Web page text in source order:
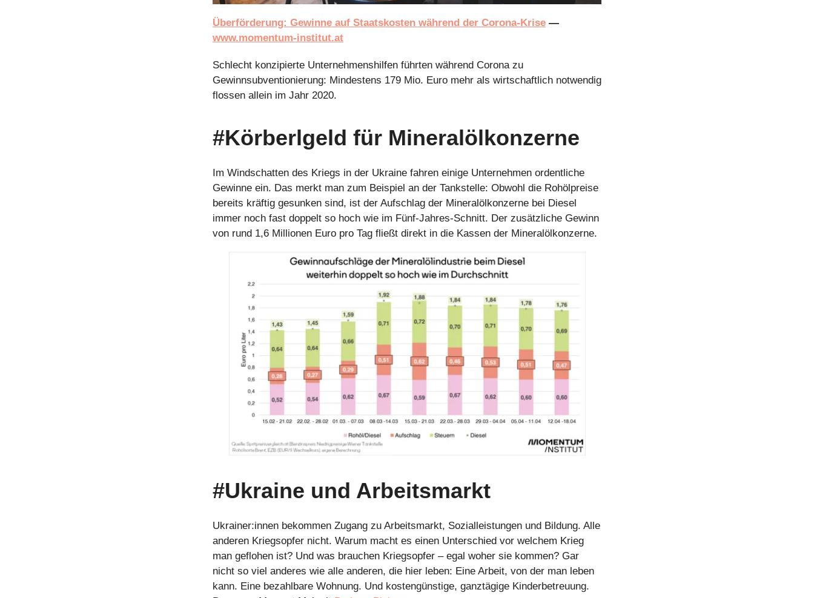
Überförderung: Gewinne auf Staatskosten während der Corona-Krise —
www.momentum-institut.at
Schlecht konzipierte Unternehmenshilfen führten während Corona zu
Gewinnsubventionierung: Mindestens 179 Mio. Euro mehr als wirtschaftlich notwendig
flossen allein im Jahr 2020.
#Körberlgeld für Mineralölkonzerne
Im Windschatten des Kriegs in der Ukraine fahren einige Unternehmen ordentliche
Gewinne ein. Das merkt man zum Beispiel an der Tankstelle: Obwohl die Rohölpreise
bereits kräftig gesunken sind, ist der Aufschlag der Mineralölkonzerne bei Diesel
immer noch fast doppelt so hoch wie im Fünf-Jahres-Schnitt. Der zusätzliche Gewinn
von rund 1,6 Millionen Euro pro Tag fließt direkt in die Kassen der Mineralölkonzerne.
#Ukraine und Arbeitsmarkt
Ukrainer:innen bekommen Zugang zu Arbeitsmarkt, Sozialleistungen und Bildung. Alle
anderen Kriegsopfer nicht. Warum macht es einen Unterschied vor welchem Krieg
man geflohen ist? Und was brauchen Kriegsopfer – egal woher sie kommen? Gar
nicht so viel anderes wie alle anderen, die hier leben: Eine Arbeit, von der man leben
kann. Eine bezahlbare Wohnung. Und kostengünstige, ganztägige Kinderbetreuung.